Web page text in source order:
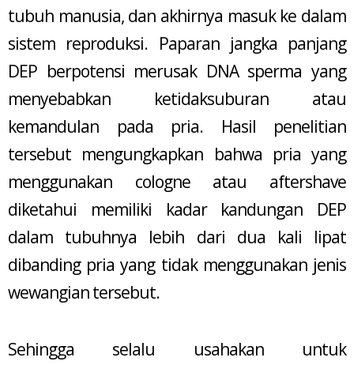
tubuh manusia, dan akhirnya masuk ke dalam
sistem reproduksi. Paparan jangka panjang
DEP berpotensi merusak DNA sperma yang
menyebabkan ketidaksuburan atau
kemandulan pada pria. Hasil penelitian
tersebut mengungkapkan bahwa pria yang
menggunakan cologne atau aftershave
diketahui memiliki kadar kandungan DEP
dalam tubuhnya lebih dari dua kali lipat
dibanding pria yang tidak menggunakan jenis
wewangian tersebut.
Sehingga selalu usahakan untuk